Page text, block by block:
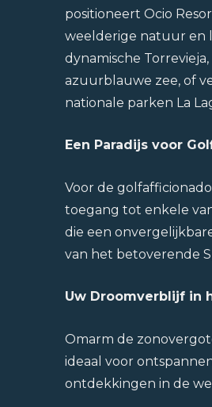
positioneert Ocio
weelderige natuur en
dynamische
azuurblauwe zee, of
nationale parken La
Een Paradijs voor
Voor de
toegang tot enkele
die een
van het betoverende
Uw Droomverblijf in
Omarm de
ideaal voor
ontdekkingen in de